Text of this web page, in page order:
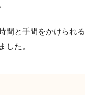
間と手間をかけられる
した。